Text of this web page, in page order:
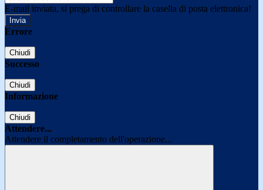
E-mail inviata, si prega di controllare la casella di posta elettronica!
Errore
Chiudi
Successo
Chiudi
Informazione
Chiudi
Attendere...
Attendere il completamento dell'operazione...